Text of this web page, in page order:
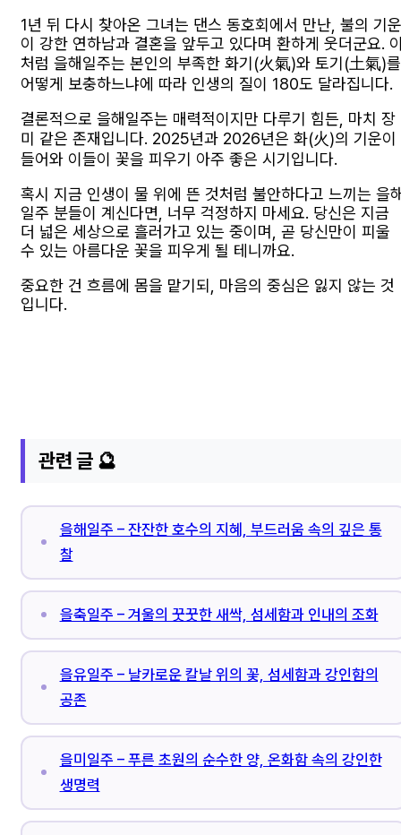
1년 뒤 다시 찾아온 그녀는 댄스 동호회에서 만난, 불의 기운
이 강한 연하남과 결혼을 앞두고 있다며 환하게 웃더군요.
처럼 을해일주는 본인의 부족한 화기(火氣)와 토기(土氣)를
어떻게 보충하느냐에 따라 인생의 질이 180도 달라집니다.
결론적으로 을해일주는 매력적이지만 다루기 힘든, 마치 장
미 같은 존재입니다. 2025년과 2026년은 화(火)의 기운이
들어와 이들이 꽃을 피우기 아주 좋은 시기입니다.
혹시 지금 인생이 물 위에 뜬 것처럼 불안하다고 느끼는 을
일주 분들이 계신다면, 너무 걱정하지 마세요. 당신은 지금
더 넓은 세상으로 흘러가고 있는 중이며, 곧 당신만이 피울
수 있는 아름다운 꽃을 피우게 될 테니까요.
중요한 건 흐름에 몸을 맡기되, 마음의 중심은 잃지 않는 것
입니다.
관련 글 🔮
을해일주 – 잔잔한 호수의 지혜, 부드러움 속의 깊은 통
찰
을축일주 – 겨울의 꿋꿋한 새싹, 섬세함과 인내의 조화
을유일주 – 날카로운 칼날 위의 꽃, 섬세함과 강인함의
공존
을미일주 – 푸른 초원의 순수한 양, 온화함 속의 강인한
생명력